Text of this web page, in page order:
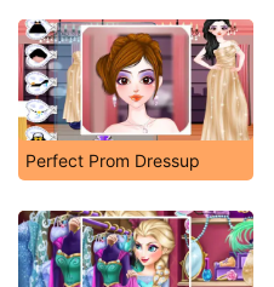
Perfect Prom Dressup